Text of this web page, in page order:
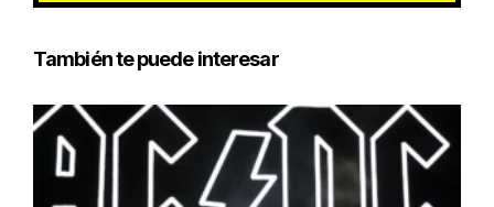
También te puede interesar